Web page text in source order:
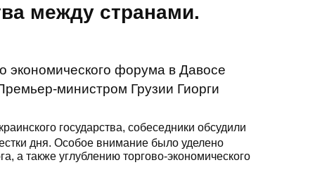
между странами.
экономического форума в Давосе
министром Грузии Гиорги
государства, собеседники обсудили
дня. Особое внимание было уделено
а также углублению торгово-экономического